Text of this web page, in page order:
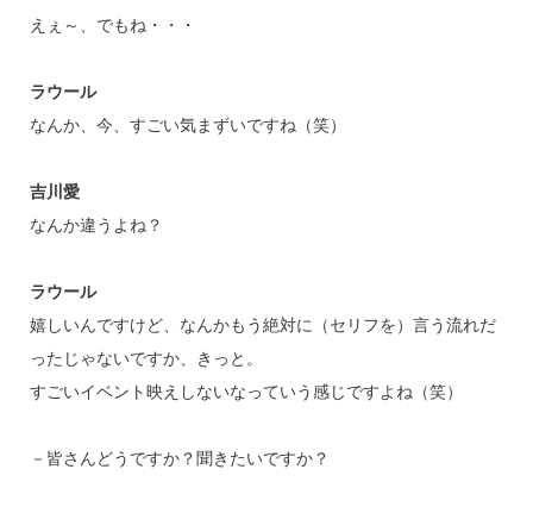
えぇ～、でもね・・・
ラウール
なんか、今、すごい気まずいですね（笑）
吉川愛
なんか違うよね？
ラウール
嬉しいんですけど、なんかもう絶対に（セリフを）言う流れだ
ったじゃないですか、きっと。
すごいイベント映えしないなっていう感じですよね（笑）
－皆さんどうですか？聞きたいですか？